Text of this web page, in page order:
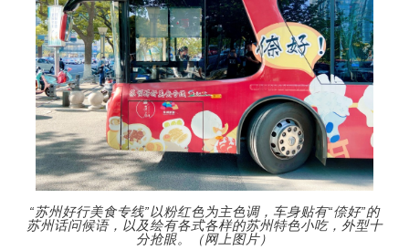
“苏州好行美食专线”以粉红色为主色调，车身贴有“倷好”的
苏州话问候语，以及绘有各式各样的苏州特色小吃，外型十
分抢眼。（网上图片）